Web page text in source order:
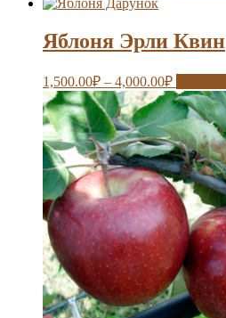
Яблоня Эрли Квин
1,500.00₽ – 4,000.00₽